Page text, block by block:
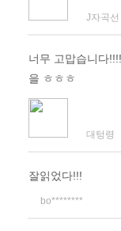
J자곡선
너무 고맙습니다
을 ㅎㅎㅎ
대텅령
잘읽었다!!!
bo********